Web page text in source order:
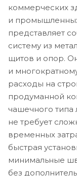
коммерческих
и
представляет
систему из
щитов и опор.
и
расходы на
продуманной
чашечного типа
не требует
временных
быстрая
минимальные
без